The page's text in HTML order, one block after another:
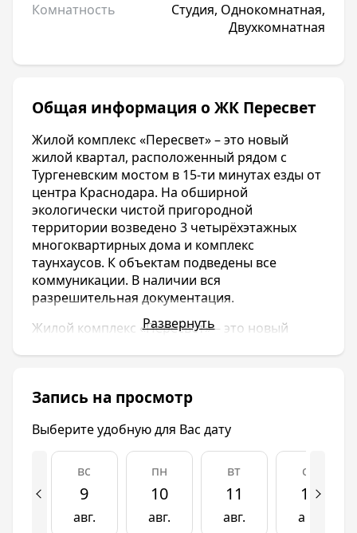
Комнатность
Студия, Однокомнатная,
Двухкомнатная
Общая информация о ЖК Пересвет
Жилой комплекс «Пересвет» – это новый
жилой квартал, расположенный рядом с
Тургеневским мостом в 15-ти минутах езды от
центра Краснодара. На обширной
экологически чистой пригородной
территории возведено 3 четырёхэтажных
многоквартирных дома и комплекс
таунхаусов. К объектам подведены все
коммуникации. В наличии вся
разрешительная документация.
Жилой комплекс «Пересвет» – это новый
экологически чистой пригородной
многоквартирных дома и комплекс
таунхаусов. К объектам подведены все
коммуникации. В наличии вся
разрешительная документация.
Инфраструктура
Развернуть
Запись на просмотр
Выберите удобную для Вас дату
вс
9
авг.
пн
10
авг.
вт
11
авг.
ср
12
авг.